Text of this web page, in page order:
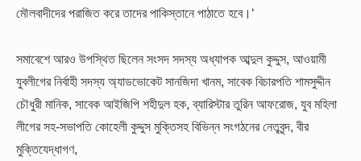
মৌলবাদীদের পরাজিত করে তাদের পাকিস্তানে পাঠাতে হবে।‘
সমাবেশে আরও উপস্থিত ছিলেন সংসদ সদস্য অধ্যাপক আব্দুল কুদ্দুস, আওয়ামী
যুবলীগের নির্বাহী সদস্য অ্যাডভোকেট সানজিদা খানম, সাবেক বিচারপতি শামসুদ্দীন
চৌধুরী মানিক, সাবেক আইজিপি শহীদুল হক, ব্যারিস্টার তুরিন আফরোজ, যুব মহিলা
লীগের সহ-সভাপতি কোহেলী কুদ্দুস মুক্তিসহ বিভিন্ন সংগঠনের নেতৃবৃন্দ, বীর
মুক্তিযেদ্ধাগণ,